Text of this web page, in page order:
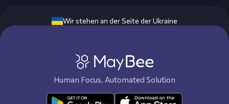
Wir stehen an der Seite der Ukraine
Human Focus. Automated Solution